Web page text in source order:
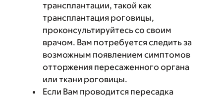
трансплантации, такой как
трансплантация роговицы,
проконсультируйтесь со своим
врачом. Вам потребуется следить за
возможным появлением симптомов
отторжения пересаженного органа
или ткани роговицы.
Если Вам проводится пересадка